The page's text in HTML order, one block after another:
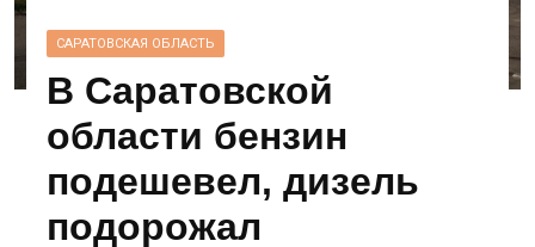
САРАТОВСКАЯ ОБЛАСТЬ
В Саратовской
области бензин
подешевел, дизель
подорожал